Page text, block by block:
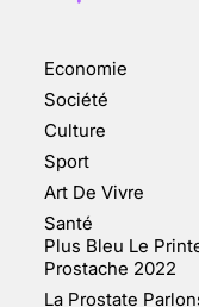
Economie
Société
Culture
Sport
Art De Vivre
Santé
Plus Bleu Le
Prostache 2022
La Prostate